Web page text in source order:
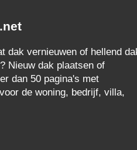
dak vernieuwen of hellend
Nieuw dak plaatsen of
dan 50 pagina's met
de woning, bedrijf, villa,